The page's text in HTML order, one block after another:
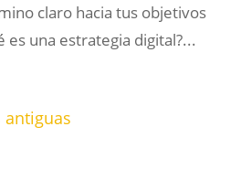
claro hacia tus objetivos
es una estrategia digital?...
antiguas